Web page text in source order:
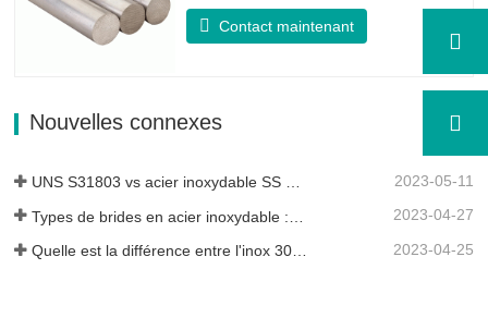
dont la composition de base se compose
d'éléments comme le nickel et le cuivre.
à l'érosion…
Contact maintenant
Nouvelles connexes
UNS S31803 vs acier inoxydable SS 316 - Quelle est la différence 2023-05-11
2023-04-27
2023-04-25